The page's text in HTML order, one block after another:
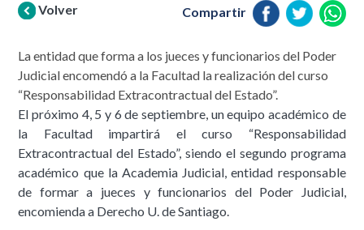
Volver Compartir
La entidad que forma a los jueces y funcionarios del Poder
Judicial encomendó a la Facultad la realización del curso
“Responsabilidad Extracontractual del Estado”.
El próximo 4, 5 y 6 de septiembre, un equipo académico de
la Facultad impartirá el curso “Responsabilidad
Extracontractual del Estado”, siendo el segundo programa
académico que la Academia Judicial, entidad responsable
de formar a jueces y funcionarios del Poder Judicial,
encomienda a Derecho U. de Santiago.